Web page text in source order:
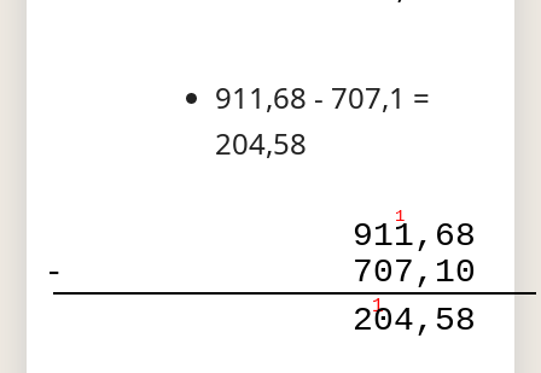
911,68 - 707,1 =
204,58
1
911,68
-
707,10
1
204,58